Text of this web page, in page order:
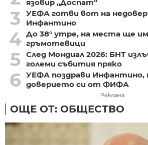
язовир „Доспат“
3
УЕФА готви вот на
Инфантино
4 До 38° утре, на места ще
гръмотевици
5 След Мондиал 2026: БНТ
големи събития пряко
6 УЕФА поздрави Инфантино,
доверието си от ФИФА
Реклама
ОЩЕ ОТ: ОБЩЕСТВО